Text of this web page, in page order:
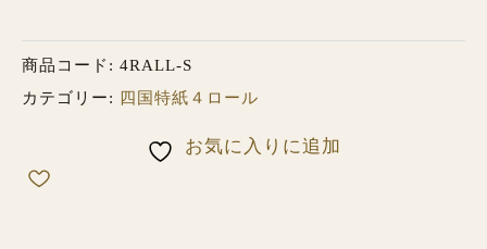
商品コード: 4RALL-S
カテゴリー: 四国特紙４ロール
お気に入りに追加